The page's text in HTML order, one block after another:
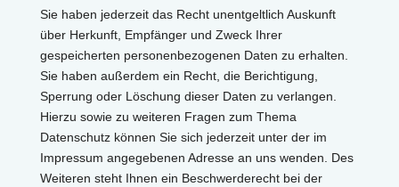
Sie haben jederzeit das Recht unentgeltlich Auskunft
über Herkunft, Empfänger und Zweck Ihrer
gespeicherten personenbezogenen Daten zu erhalten.
Sie haben außerdem ein Recht, die Berichtigung,
Sperrung oder Löschung dieser Daten zu verlangen.
Hierzu sowie zu weiteren Fragen zum Thema
Datenschutz können Sie sich jederzeit unter der im
Impressum angegebenen Adresse an uns wenden. Des
Weiteren steht Ihnen ein Beschwerderecht bei der